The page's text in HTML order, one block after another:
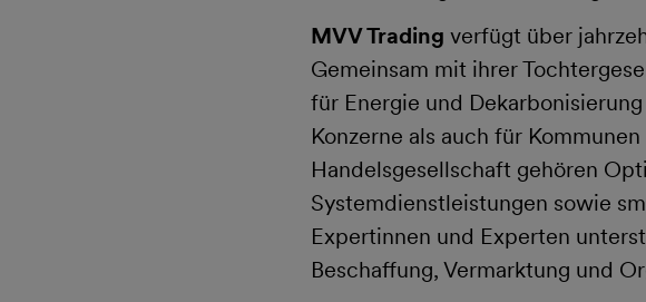
MVV Trading verfügt über
Gemeinsam mit ihrer
für Energie und
Konzerne als auch für
Handelsgesellschaft gehören
Systemdienstleistungen sowie
Expertinnen und Experten
Beschaffung, Vermarktung und